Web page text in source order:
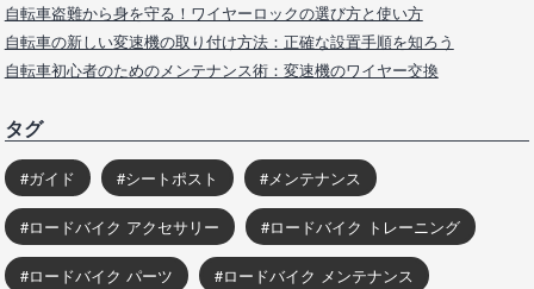
自転車盗難から身を守る！ワイヤーロックの選び方と使い方
自転車の新しい変速機の取り付け方法：正確な設置手順を知ろう
自転車初心者のためのメンテナンス術：変速機のワイヤー交換
タグ
ガイド シートポスト メンテナンス
ロードバイク アクセサリー ロードバイク トレーニング
ロードバイク パーツ ロードバイク メンテナンス